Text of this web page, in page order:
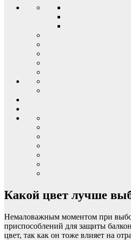
Какой цвет лучше
Немаловажным моментом при
приспособлений для защиты
цвет, так как он тоже влияет на